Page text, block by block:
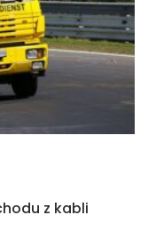
z kabli